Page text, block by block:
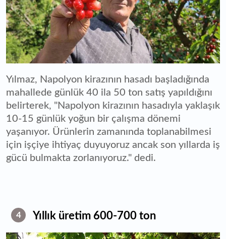
Yılmaz, Napolyon kirazının hasadı başladığında
mahallede günlük 40 ila 50 ton satış yapıldığını
belirterek, "Napolyon kirazının hasadıyla yaklaşık
10-15 günlük yoğun bir çalışma dönemi
yaşanıyor. Ürünlerin zamanında toplanabilmesi
için işçiye ihtiyaç duyuyoruz ancak son yıllarda iş
gücü bulmakta zorlanıyoruz." dedi.
4 Yıllık üretim 600-700 ton